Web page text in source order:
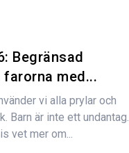
Begränsad
med...
vi alla prylar och
Barn är inte ett undantag.
vet mer om...